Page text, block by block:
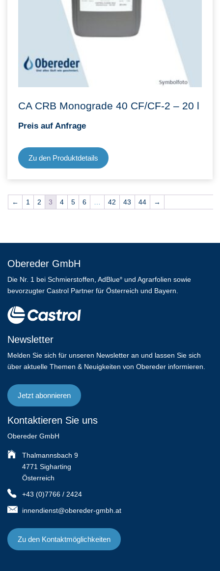
CA CRB Monograde 40 CF/CF-2 – 20 l
Preis auf Anfrage
Zu den Produktdetails
← 1 2 3 4 5 6 … 42 43 44 →
Obereder GmbH
Die Nr. 1 bei Schmierstoffen, AdBlue®
und Agrarfolien sowie
bevorzugter Castrol Partner für Österreich und Bayern.
Newsletter
Melden Sie sich für unseren Newsletter an und lassen Sie sich
über aktuelle Themen & Neuigkeiten von Obereder informieren.
Jetzt abonnieren
Kontaktieren Sie uns
Obereder GmbH
Thalmannsbach 9
4771 Sigharting
Österreich
+43 (0)7766 / 2424
innendienst@obereder-gmbh.at
Zu den Kontaktmöglichkeiten